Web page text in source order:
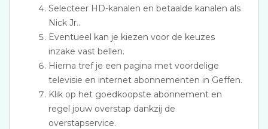
Selecteer HD-kanalen en betaalde kanalen als
Nick Jr..
Eventueel kan je kiezen voor de keuzes
inzake vast bellen.
Hierna tref je een pagina met voordelige
televisie en internet abonnementen in Geffen.
Klik op het goedkoopste abonnement en
regel jouw overstap dankzij de
overstapservice.